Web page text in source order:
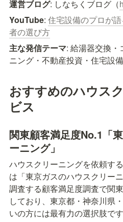
運営ブログ: しなちくブログ（
YouTube: 住宅設備のプロが
者の選び方
主な発信テーマ: 給湯器交換
ニング・不動産投資・住宅設
おすすめのハウス
ビス
関東顧客満足度No.1「
ーニング」
ハウスクリーニングを依頼す
は「東京ガスのハウスクリー
調査する顧客満足度調査で関
しており、東京都・神奈川県
いの方には最有力の選択肢です